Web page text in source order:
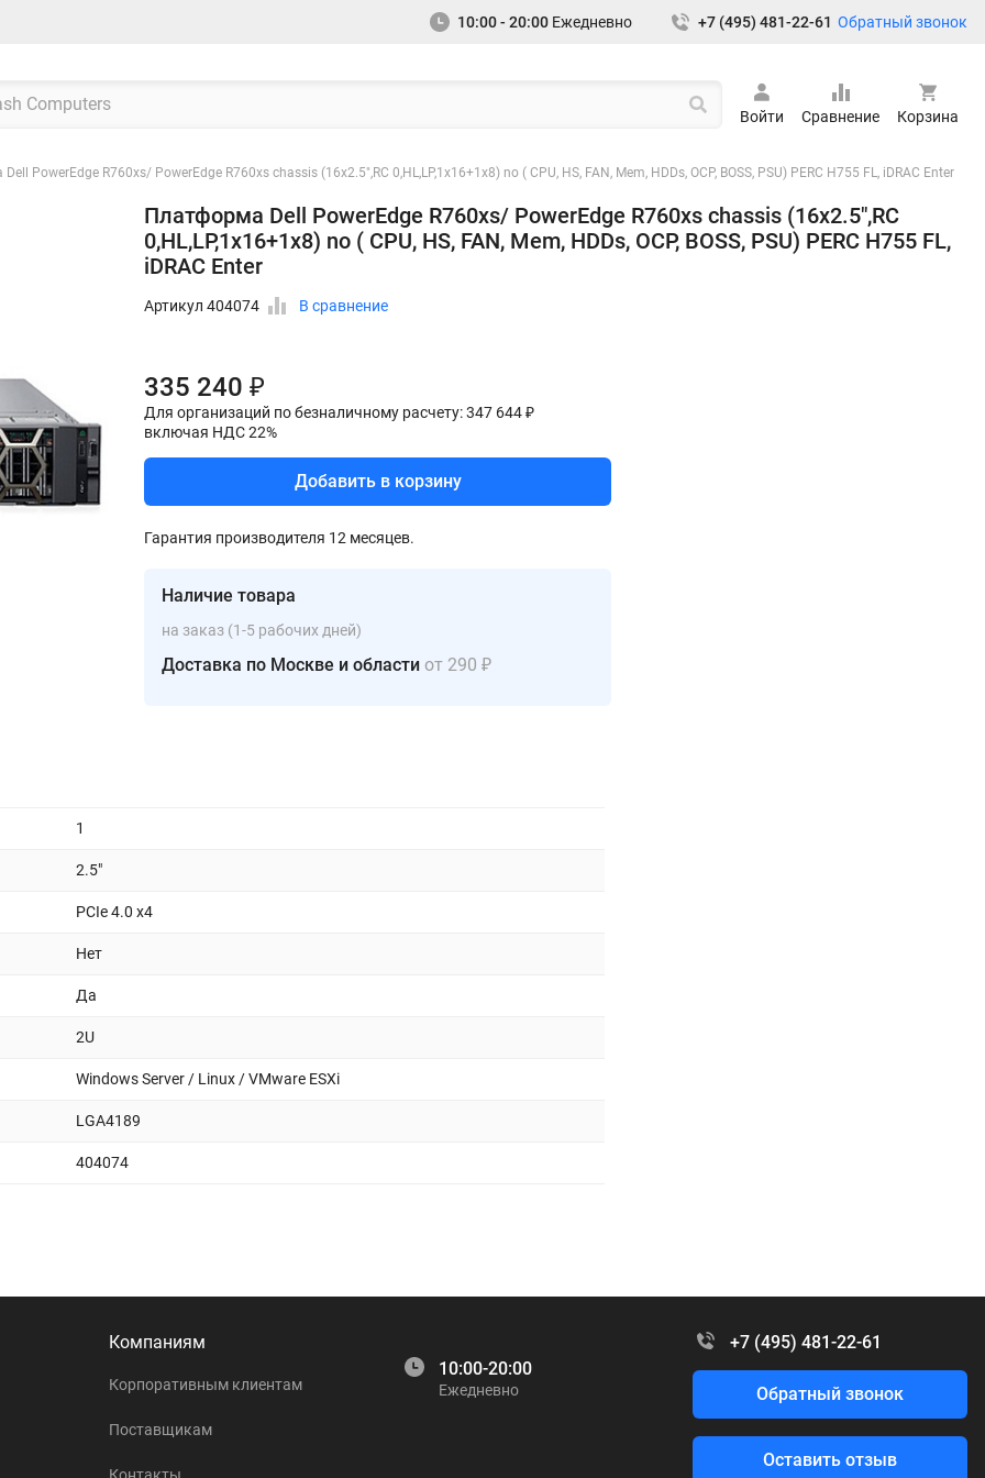
10:00 - 20:00 Ежедневно +7 (495) 481-22-61 Обратный звонок
Войти Сравнение Корзина
PowerEdge R760xs/ PowerEdge R760xs chassis (16x2.5",RC 0,HL,LP,1x16+1x8) no ( CPU, HS, FAN, Mem, HDDs, OCP, BOSS, PSU) PERC H755 FL, iDRAC Enter
Платформа Dell PowerEdge R760xs/ PowerEdge R760xs chassis (16x2.5",RC
0,HL,LP,1x16+1x8) no ( CPU, HS, FAN, Mem, HDDs, OCP, BOSS, PSU) PERC H755 FL,
iDRAC Enter
Артикул 404074 В сравнение
335 240 ₽
Для организаций по безналичному расчету: 347 644 ₽
включая НДС 22%
Добавить в корзину
Гарантия производителя 12 месяцев.
Наличие товара
на заказ (1-5 рабочих дней)
Доставка по Москве и областиот 290 ₽
1
2.5"
PCIe 4.0 x4
Нет
Да
2U
Windows Server / Linux / VMware ESXi
LGA4189
404074
Компаниям
Корпоративным клиентам
Поставщикам
10:00-20:00
Ежедневно
+7 (495) 481-22-61
Обратный звонок
Оставить отзыв